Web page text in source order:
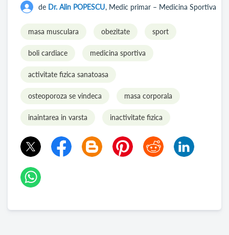
de Dr. Alin POPESCU, Medic primar – Medicina Sportiva
masa musculara obezitate sport
boli cardiace medicina sportiva
activitate fizica sanatoasa
osteoporoza se vindeca masa corporala
inaintarea in varsta inactivitate fizica